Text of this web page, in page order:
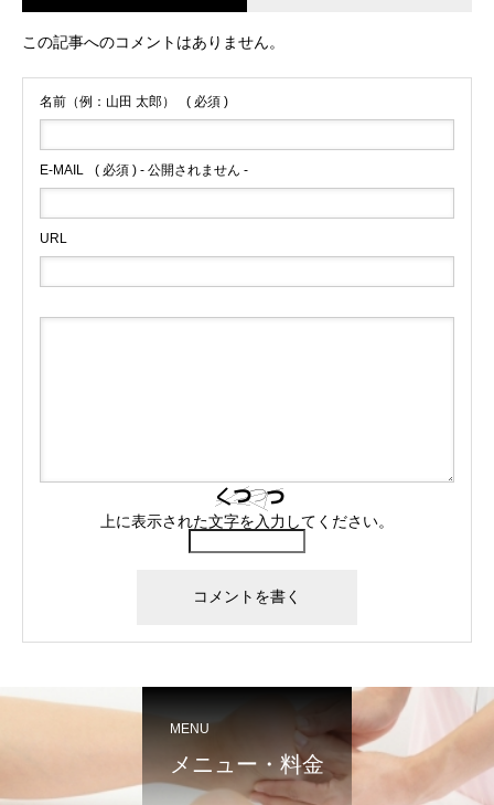
この記事へのコメントはありません。
名前（例：山田 太郎） ( 必須 )
E-MAIL ( 必須 ) - 公開されません -
URL
上に表示された文字を入力してください。
MENU
メニュー・料金